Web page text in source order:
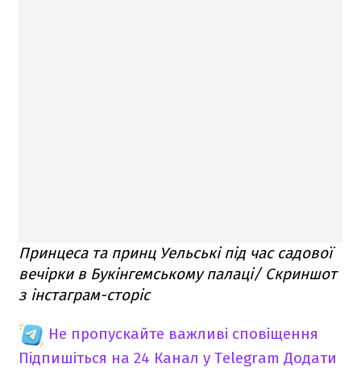
Принцеса та принц Уельські під час садової
вечірки в Букінгемському палаці/ Скриншот
з інстаграм-сторіс
Не пропускайте важливі сповіщення
Підпишіться на 24 Канал у Telegram Додати